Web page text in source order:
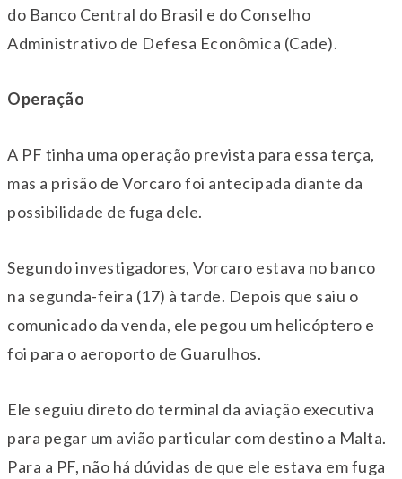
do Banco Central do Brasil e do Conselho
Administrativo de Defesa Econômica (Cade).
Operação
A PF tinha uma operação prevista para essa terça,
mas a prisão de Vorcaro foi antecipada diante da
possibilidade de fuga dele.
Segundo investigadores, Vorcaro estava no banco
na segunda-feira (17) à tarde. Depois que saiu o
comunicado da venda, ele pegou um helicóptero e
foi para o aeroporto de Guarulhos.
Ele seguiu direto do terminal da aviação executiva
para pegar um avião particular com destino a Malta.
Para a PF, não há dúvidas de que ele estava em fuga